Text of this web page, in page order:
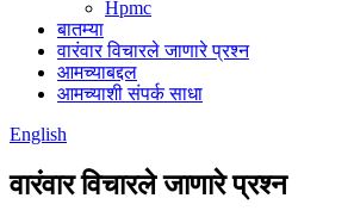
Hpmc
बातम्या
वारंवार विचारले जाणारे प्रश्न
आमच्याबद्दल
आमच्याशी संपर्क साधा
English
वारंवार विचारले जाणारे प्रश्न